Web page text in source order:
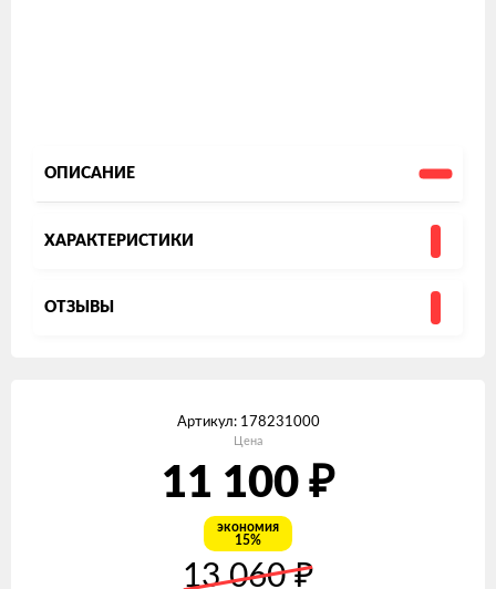
ОПИСАНИЕ
ХАРАКТЕРИСТИКИ
ОТЗЫВЫ
Артикул: 178231000
Цена
11 100 ₽
экономия
15%
13 060₽